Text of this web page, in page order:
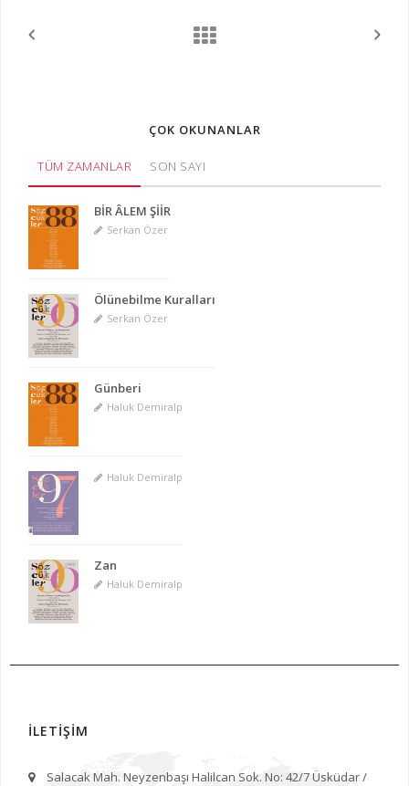
ÇOK OKUNANLAR
TÜM ZAMANLAR SON SAYI
BİR ÂLEM ŞİİR
Serkan Özer
Ölünebilme Kuralları
Serkan Özer
Günberi
Haluk Demiralp
Haluk Demiralp
Zan
Haluk Demiralp
İLETİŞİM
Salacak Mah. Neyzenbaşı Halilcan Sok. No: 42/7 Üsküdar /